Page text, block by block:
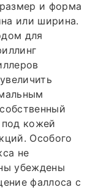
и форма
или ширина.
для
кожей
Особого
не
убеждены
фаллоса с